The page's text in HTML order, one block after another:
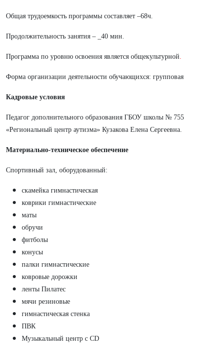
Общая трудоемкость программы составляет –68ч.
Продолжительность занятия – _40 мин.
Программа по уровню освоения является общекультурной.
Форма организации деятельности обучающихся: групповая
Кадровые условия
Педагог дополнительного образования ГБОУ школы № 755
«Региональный центр аутизма» Кузакова Елена Сергеевна.
Материально-техническое обеспечение
Спортивный зал, оборудованный:
скамейка гимнастическая
коврики гимнастические
маты
обручи
фитболы
конусы
палки гимнастические
ковровые дорожки
ленты Пилатес
мячи резиновые
гимнастическая стенка
ПВК
Музыкальный центр с CD